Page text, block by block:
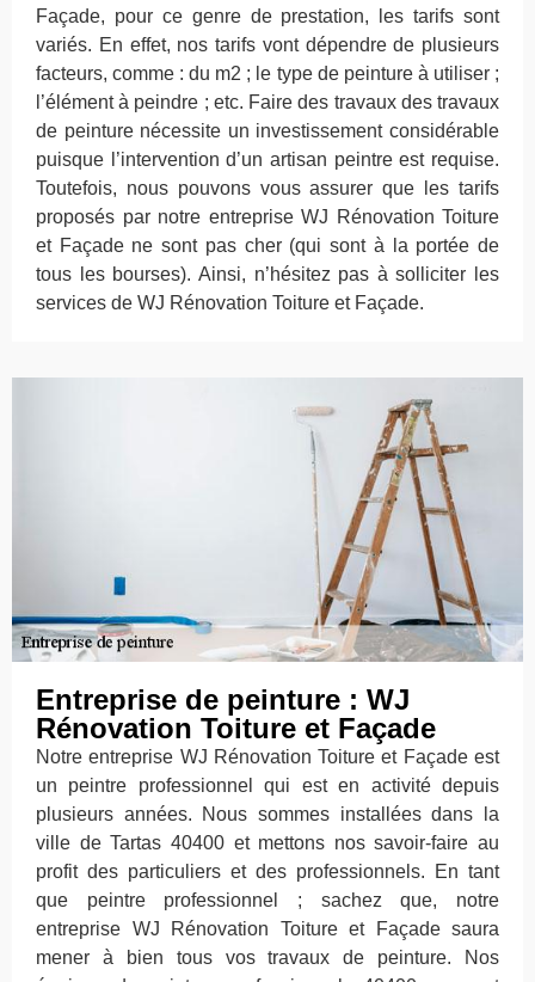
Façade, pour ce genre de prestation, les tarifs sont
variés. En effet, nos tarifs vont dépendre de plusieurs
facteurs, comme : du m2 ; le type de peinture à utiliser ;
l’élément à peindre ; etc. Faire des travaux des travaux
de peinture nécessite un investissement considérable
puisque l’intervention d’un artisan peintre est requise.
Toutefois, nous pouvons vous assurer que les tarifs
proposés par notre entreprise WJ Rénovation Toiture
et Façade ne sont pas cher (qui sont à la portée de
tous les bourses). Ainsi, n’hésitez pas à solliciter les
services de WJ Rénovation Toiture et Façade.
Entreprise de peinture : WJ
Rénovation Toiture et Façade
Notre entreprise WJ Rénovation Toiture et Façade est
un peintre professionnel qui est en activité depuis
plusieurs années. Nous sommes installées dans la
ville de Tartas 40400 et mettons nos savoir-faire au
profit des particuliers et des professionnels. En tant
que peintre professionnel ; sachez que, notre
entreprise WJ Rénovation Toiture et Façade saura
mener à bien tous vos travaux de peinture. Nos